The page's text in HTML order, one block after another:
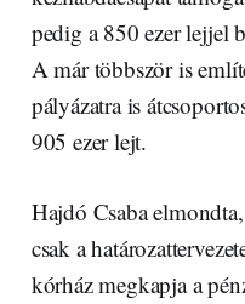
pedig a 850 ezer lejjel
A már többször is
pályázatra is
905 ezer lejt.
Hajdó Csaba
csak a
kórház megkapja a